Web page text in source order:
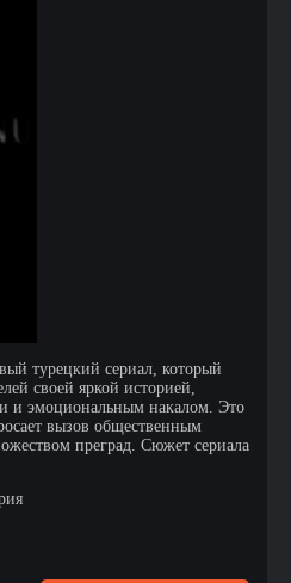
турецкий сериал, который
своей яркой историей,
и эмоциональным накалом. Это
вызов общественным
преград. Сюжет сериала